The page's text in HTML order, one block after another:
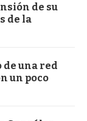
de su
de la
de una red
un poco